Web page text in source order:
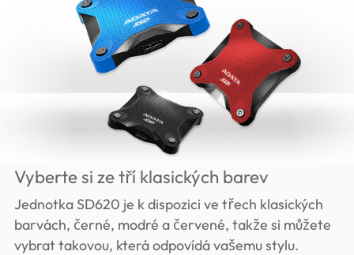
Vyberte si ze tří klasických barev
Jednotka SD620 je k dispozici ve třech klasických
barvách, černé, modré a červené, takže si můžete
vybrat takovou, která odpovídá vašemu stylu.